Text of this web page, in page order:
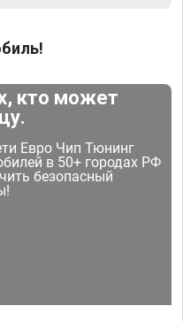
кто может
Евро Чип Тюнинг
в 50+ городах РФ
безопасный